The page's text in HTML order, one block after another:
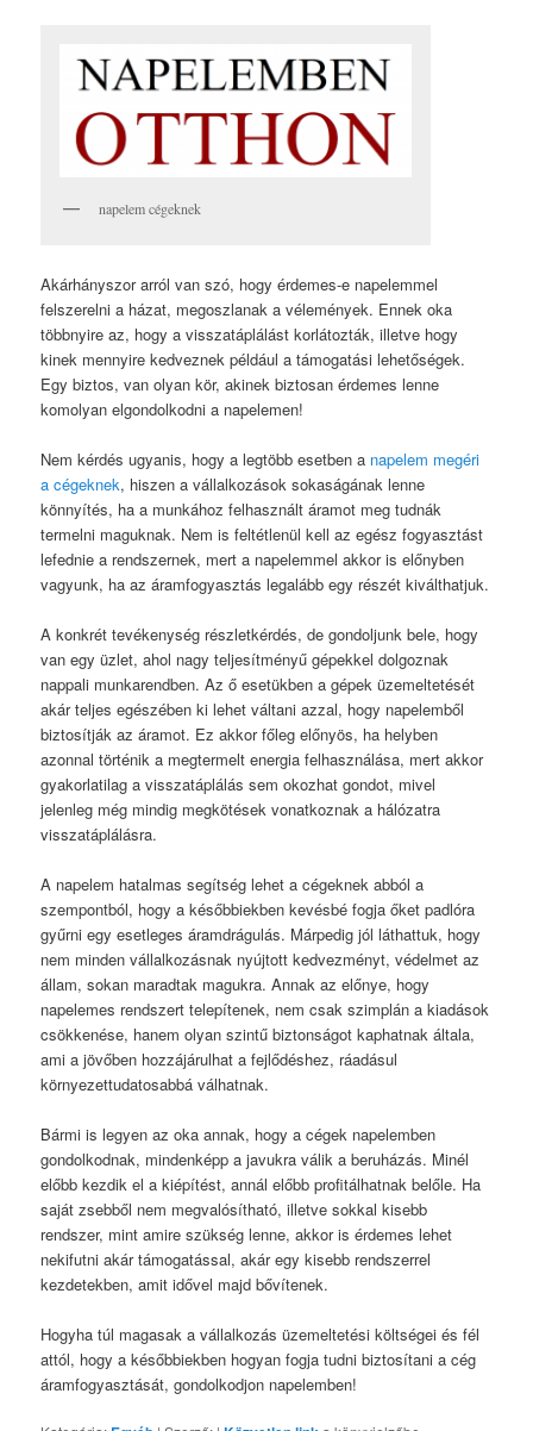
napelem cégeknek
Akárhányszor arról van szó, hogy érdemes-e napelemmel
felszerelni a házat, megoszlanak a vélemények. Ennek oka
többnyire az, hogy a visszatáplálást korlátozták, illetve hogy
kinek mennyire kedveznek például a támogatási lehetőségek.
Egy biztos, van olyan kör, akinek biztosan érdemes lenne
komolyan elgondolkodni a napelemen!
Nem kérdés ugyanis, hogy a legtöbb esetben a napelem megéri
a cégeknek, hiszen a vállalkozások sokaságának lenne
könnyítés, ha a munkához felhasznált áramot meg tudnák
termelni maguknak. Nem is feltétlenül kell az egész fogyasztást
lefednie a rendszernek, mert a napelemmel akkor is előnyben
vagyunk, ha az áramfogyasztás legalább egy részét kiválthatjuk.
A konkrét tevékenység részletkérdés, de gondoljunk bele, hogy
van egy üzlet, ahol nagy teljesítményű gépekkel dolgoznak
nappali munkarendben. Az ő esetükben a gépek üzemeltetését
akár teljes egészében ki lehet váltani azzal, hogy napelemből
biztosítják az áramot. Ez akkor főleg előnyös, ha helyben
azonnal történik a megtermelt energia felhasználása, mert akkor
gyakorlatilag a visszatáplálás sem okozhat gondot, mivel
jelenleg még mindig megkötések vonatkoznak a hálózatra
visszatáplálásra.
A napelem hatalmas segítség lehet a cégeknek abból a
szempontból, hogy a későbbiekben kevésbé fogja őket padlóra
gyűrni egy esetleges áramdrágulás. Márpedig jól láthattuk, hogy
nem minden vállalkozásnak nyújtott kedvezményt, védelmet az
állam, sokan maradtak magukra. Annak az előnye, hogy
napelemes rendszert telepítenek, nem csak szimplán a kiadások
csökkenése, hanem olyan szintű biztonságot kaphatnak általa,
ami a jövőben hozzájárulhat a fejlődéshez, ráadásul
környezettudatosabbá válhatnak.
Bármi is legyen az oka annak, hogy a cégek napelemben
gondolkodnak, mindenképp a javukra válik a beruházás. Minél
előbb kezdik el a kiépítést, annál előbb profitálhatnak belőle. Ha
saját zsebből nem megvalósítható, illetve sokkal kisebb
rendszer, mint amire szükség lenne, akkor is érdemes lehet
nekifutni akár támogatással, akár egy kisebb rendszerrel
kezdetekben, amit idővel majd bővítenek.
Hogyha túl magasak a vállalkozás üzemeltetési költségei és fél
attól, hogy a későbbiekben hogyan fogja tudni biztosítani a cég
áramfogyasztását, gondolkodjon napelemben!